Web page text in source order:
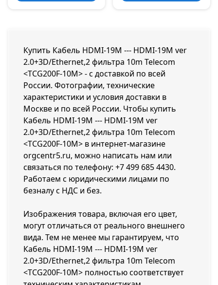
Купить Кабель HDMI-19M --- HDMI-19M ver
2.0+3D/Ethernet,2 фильтра 10m Telecom
<TCG200F-10M> - с доставкой по всей
России. Фотографии, технические
характеристики и условия доставки в
Москве и по всей России. Чтобы купить
Кабель HDMI-19M --- HDMI-19M ver
2.0+3D/Ethernet,2 фильтра 10m Telecom
<TCG200F-10M> в интернет-магазине
orgcentr5.ru, можно написать нам или
связаться по телефону: +7 499 685 4430.
Работаем с юридическими лицами по
безналу с НДС и без.
Изображения товара, включая его цвет,
могут отличаться от реального внешнего
вида. Тем не менее мы гарантируем, что
Кабель HDMI-19M --- HDMI-19M ver
2.0+3D/Ethernet,2 фильтра 10m Telecom
<TCG200F-10M> полностью соответствует